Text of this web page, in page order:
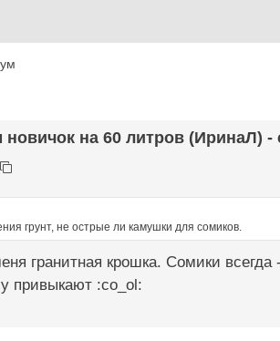
новичок на 60 литров (ИринаЛ) -
грунт, не острые ли камушки для сомиков.
гранитная крошка. Сомики всегда
привыкают :co_ol: